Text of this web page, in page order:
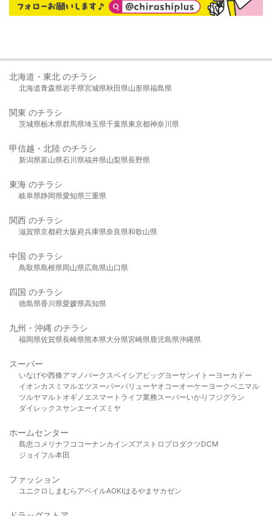
北海道・東北 のチラシ
北海道青森県岩手県宮城県秋田県山形県福島県
関東 のチラシ
茨城県栃木県群馬県埼玉県千葉県東京都神奈川県
甲信越・北陸 のチラシ
新潟県富山県石川県福井県山梨県長野県
東海 のチラシ
岐阜県静岡県愛知県三重県
関西 のチラシ
滋賀県京都府大阪府兵庫県奈良県和歌山県
中国 のチラシ
鳥取県島根県岡山県広島県山口県
四国 のチラシ
徳島県香川県愛媛県高知県
九州・沖縄 のチラシ
福岡県佐賀県長崎県熊本県大分県宮崎県鹿児島県沖縄県
スーパー
いなげや西條アマノパークスベイシア ビッグヨーサンイトーヨーカドー
イオンカスミ マルエツスーパーバリューヤオコーオーケー ヨークベニマル
ツルヤマルト オギノ エスマート ライフ業務スーパーいかり フジグラン
ダイレックスサンエーイズミヤ
ホームセンター
島忠 コメリ ナフコ コーナンカインズアストロプロダクツDCM
ジョイフル本田
ファッション
ユニクロ しまむら アベイルAOKIはるやま サカゼン